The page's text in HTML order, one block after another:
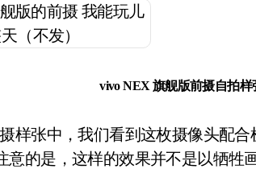
vivo NEX 旗舰版前摄自拍样
意的是，这样的效果并不是以牺牲